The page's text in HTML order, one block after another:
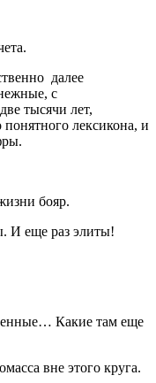
далее
с
тысячи лет,
понятного лексикона, и
бояр.
И еще раз элиты!
Какие там еще
вне этого круга.